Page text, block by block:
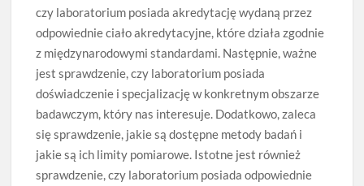
czy laboratorium posiada akredytację wydaną przez
odpowiednie ciało akredytacyjne, które działa zgodnie
z międzynarodowymi standardami. Następnie, ważne
jest sprawdzenie, czy laboratorium posiada
doświadczenie i specjalizację w konkretnym obszarze
badawczym, który nas interesuje. Dodatkowo, zaleca
się sprawdzenie, jakie są dostępne metody badań i
jakie są ich limity pomiarowe. Istotne jest również
sprawdzenie, czy laboratorium posiada odpowiednie